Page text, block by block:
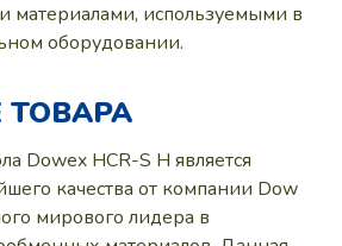
материалами, используемыми в
оборудовании.
Dowex HCR-S H является
качества от компании Dow
мирового лидера в